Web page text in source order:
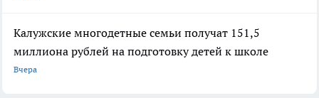
Калужские многодетные семьи получат 151,5
миллиона рублей на подготовку детей к школе
Вчера